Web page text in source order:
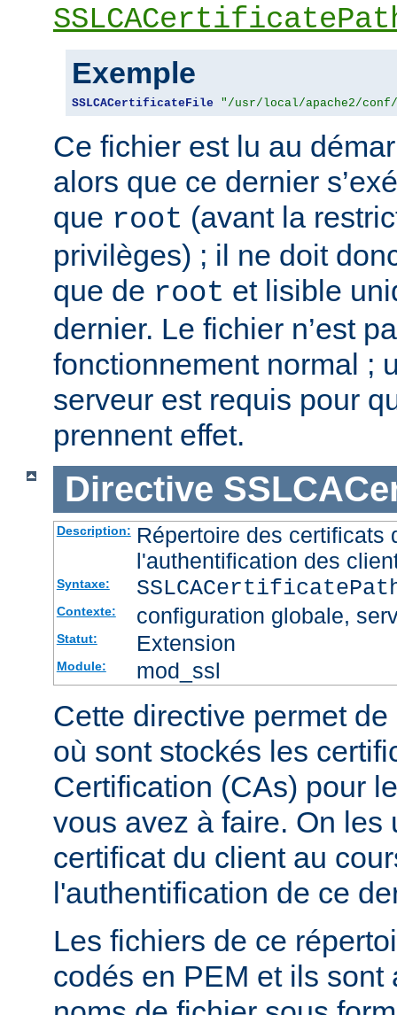
Exemple
SSLCACertificateFile "/usr/local/apache2/
Ce fichier est lu au
alors que ce dernier
que root (avant la
privilèges) ; il ne doit
que de root et lisible
dernier. Le fichier n’est
fonctionnement normal ;
serveur est requis pour
prennent effet.
Directive
Description: Répertoire des certificats
l'authentification des
Syntaxe:
Contexte: configuration globale,
Statut: Extension
Module: mod_ssl
Cette directive permet
où sont stockés les
Certification (CAs) pour
vous avez à faire. On les
certificat du client au
l'authentification de ce
Les fichiers de ce
codés en PEM et ils sont